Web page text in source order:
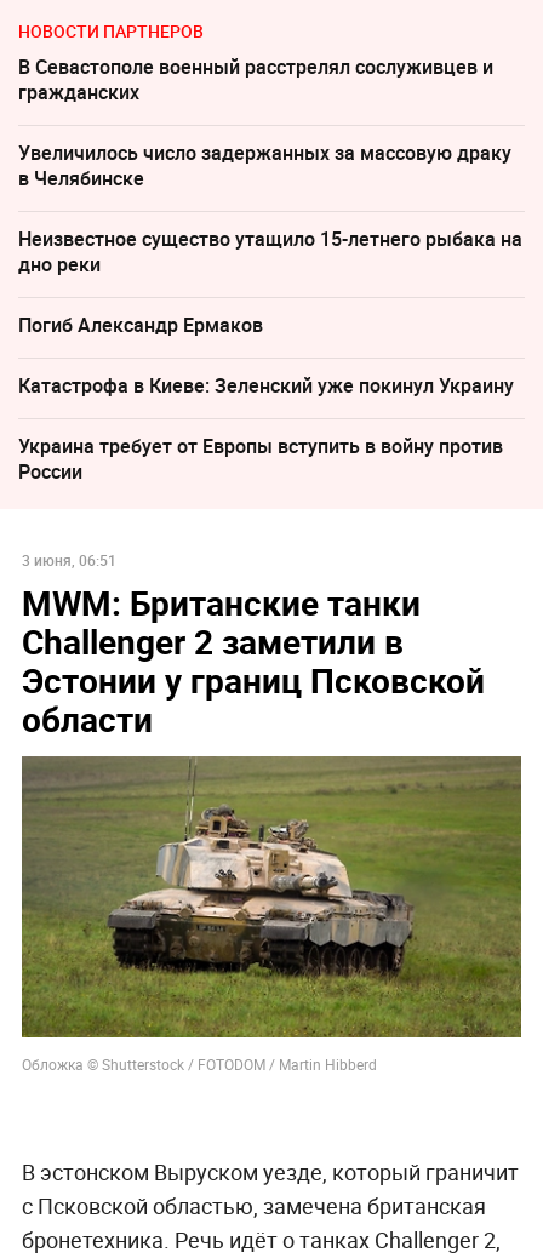
НОВОСТИ ПАРТНЕРОВ
В Севастополе военный расстрелял сослуживцев и
гражданских
Увеличилось число задержанных за массовую драку
в Челябинске
Неизвестное существо утащило 15-летнего рыбака на
дно реки
Погиб Александр Ермаков
Катастрофа в Киеве: Зеленский уже покинул Украину
Украина требует от Европы вступить в войну против
России
3 июня, 06:51
MWM: Британские танки
Challenger 2 заметили в
Эстонии у границ Псковской
области
Обложка © Shutterstock / FOTODOM / Martin Hibberd
В эстонском Выруском уезде, который граничит
с Псковской областью, замечена британская
бронетехника. Речь идёт о танках Challenger 2,